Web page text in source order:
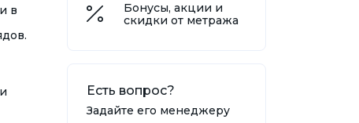
в
Бонусы, акции и
скидки от метража
Есть вопрос?
Задайте его менеджеру